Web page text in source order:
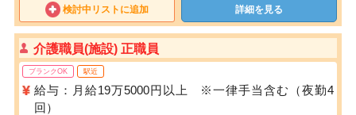
検討中リストに追加 詳細を見る
介護職員(施設) 正職員
ブランクOK 駅近
給与：月給19万5000円以上 ※一律手当含む（夜勤4
回）